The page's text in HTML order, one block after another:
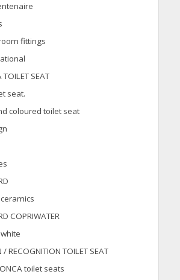
fittings
SEAT
seat.
coloured toilet seat
COPRIWATER
/ RECOGNITION TOILET SEAT
toilet seats